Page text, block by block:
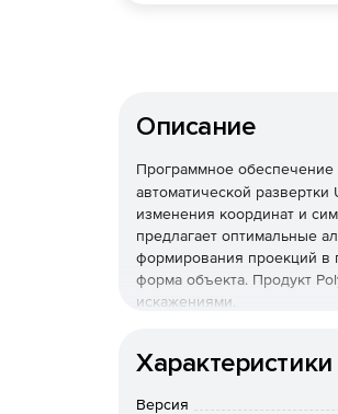
Описание
Программное обеспечение
автоматической
изменения координат и
предлагает оптимальные
формирования проекций в
форма объекта. Продукт
искажениями.
Характеристики
Версия